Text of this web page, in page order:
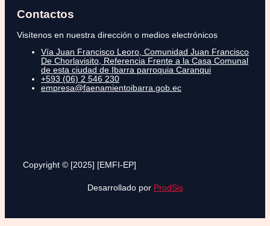
Contactos
Visítenos en nuestra dirección o medios electrónicos
Vía Juan Francisco Leoro, Comunidad Juan Francisco
De Chorlavisito, Referencia Frente a la Casa Comunal
de esta ciudad de Ibarra parroquia Caranqui
+593 (06) 2 546 230
empresa@faenamientoibarra.gob.ec
Copyright © [2025] [EMFI-EP]
Desarrollado por ProdSis